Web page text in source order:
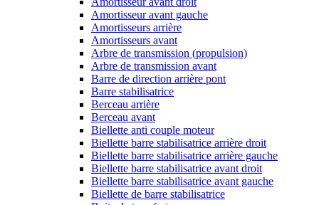
Amortisseur avant gauche
Amortisseurs arrière
Amortisseurs avant
Arbre de transmission (propulsion)
Arbre de transmission avant
Barre de direction arrière pont
Barre stabilisatrice
Berceau arrière
Berceau avant
Biellette anti couple moteur
Biellette barre stabilisatrice arrière droit
Biellette barre stabilisatrice arrière gauche
Biellette barre stabilisatrice avant droit
Biellette barre stabilisatrice avant gauche
Biellette de barre stabilisatrice